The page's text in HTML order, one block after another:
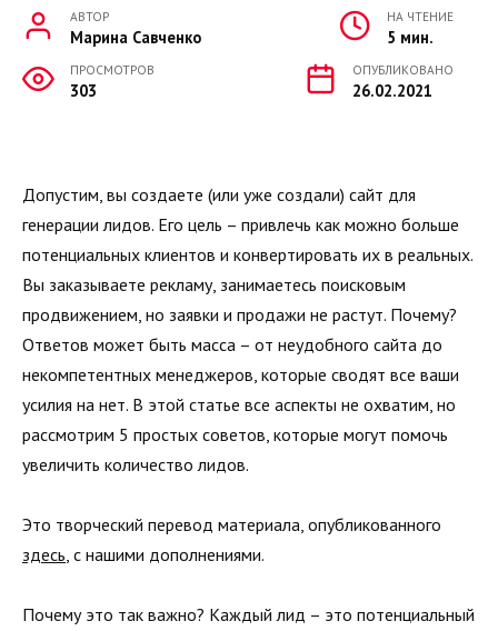
АВТОР
Марина Савченко
НА ЧТЕНИЕ
5 мин.
ПРОСМОТРОВ
303
ОПУБЛИКОВАНО
26.02.2021
Допустим, вы создаете (или уже создали) сайт для
генерации лидов. Его цель – привлечь как можно больше
потенциальных клиентов и конвертировать их в реальных.
Вы заказываете рекламу, занимаетесь поисковым
продвижением, но заявки и продажи не растут. Почему?
Ответов может быть масса – от неудобного сайта до
некомпетентных менеджеров, которые сводят все ваши
усилия на нет. В этой статье все аспекты не охватим, но
рассмотрим 5 простых советов, которые могут помочь
увеличить количество лидов.
Это творческий перевод материала, опубликованного
здесь , с нашими дополнениями.
Почему это так важно? Каждый лид – это потенциальный